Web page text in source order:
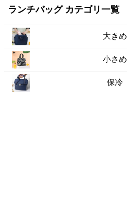
ランチバッグ カテゴリ一覧
大きめ
小さめ
保冷